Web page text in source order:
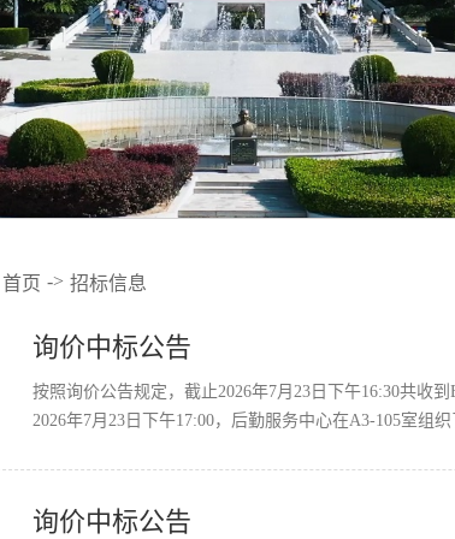
首页 -> 招标信息
询价中标公告
按照询价公告规定，截止2026年7月23日下午16:30共收
2026年7月23日下午17:00，后勤服务中心在A3-105室组
询价中标公告